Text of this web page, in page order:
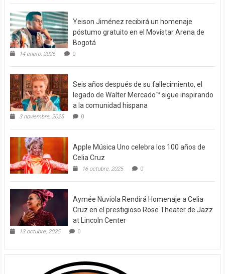
Yeison Jiménez recibirá un homenaje
póstumo gratuito en el Movistar Arena de
Bogotá
14 enero, 2026 0
Seis años después de su fallecimiento, el
legado de Walter Mercado™ sigue inspirando
a la comunidad hispana
3 noviembre, 2025 0
Apple Música Uno celebra los 100 años de
Celia Cruz
16 octubre, 2025 0
Aymée Nuviola Rendirá Homenaje a Celia
Cruz en el prestigioso Rose Theater de Jazz
at Lincoln Center
13 octubre, 2025 0